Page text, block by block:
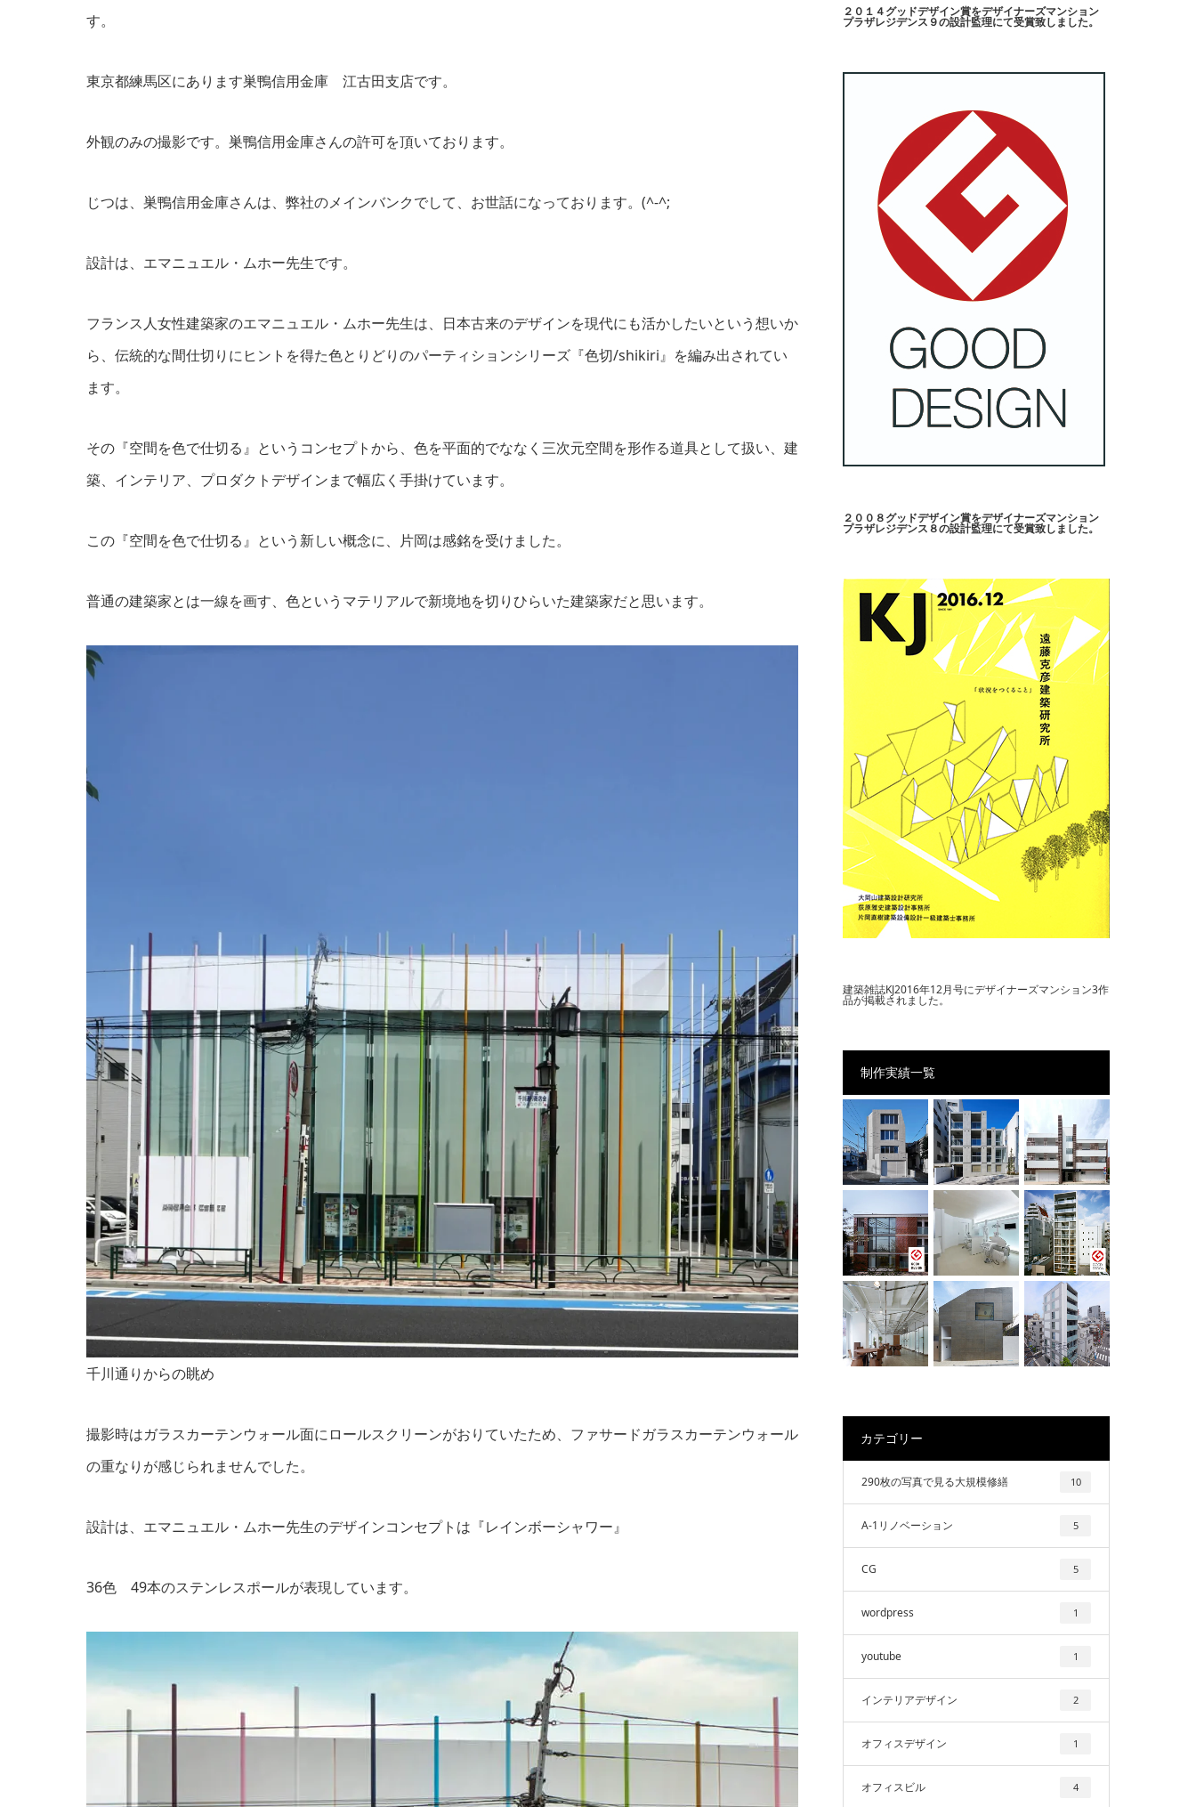
す。
東京都練馬区にあります巣鴨信用金庫 江古田支店です。
外観のみの撮影です。巣鴨信用金庫さんの許可を頂いております。
じつは、巣鴨信用金庫さんは、弊社のメインバンクでして、お世話になっております。(^-^;
設計は、エマニュエル・ムホー先生です。
フランス人女性建築家のエマニュエル・ムホー先生は、日本古来のデザインを現代にも活かしたいという想いか
ら、伝統的な間仕切りにヒントを得た色とりどりのパーティションシリーズ『色切/shikiri』を編み出されてい
ます。
その『空間を色で仕切る』というコンセプトから、色を平面的でななく三次元空間を形作る道具として扱い、建
築、インテリア、プロダクトデザインまで幅広く手掛けています。
この『空間を色で仕切る』という新しい概念に、片岡は感銘を受けました。
普通の建築家とは一線を画す、色というマテリアルで新境地を切りひらいた建築家だと思います。
千川通りからの眺め
撮影時はガラスカーテンウォール面にロールスクリーンがおりていたため、ファサードガラスカーテンウォール
の重なりが感じられませんでした。
設計は、エマニュエル・ムホー先生のデザインコンセプトは『レインボーシャワー』
36色 49本のステンレスポールが表現しています。
２０１４グッドデザイン賞をデザイナーズマンション
プラザレジデンス９の設計監理にて受賞致しました。
２００８グッドデザイン賞をデザイナーズマンション
プラザレジデンス８の設計監理にて受賞致しました。
建築雑誌KJ2016年12月号にデザイナーズマンション3作
品が掲載されました。
制作実績一覧
カテゴリー
290枚の写真で見る大規模修繕 10
A-1リノベーション 5
CG 5
wordpress 1
youtube 1
インテリアデザイン 2
オフィスデザイン 1
オフィスビル 4